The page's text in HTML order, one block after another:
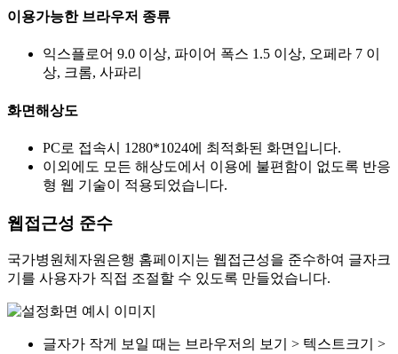
이용가능한 브라우저 종류
익스플로어 9.0 이상, 파이어 폭스 1.5 이상, 오페라 7 이
상, 크롬, 사파리
화면해상도
PC로 접속시 1280*1024에 최적화된 화면입니다.
이외에도 모든 해상도에서 이용에 불편함이 없도록 반응
형 웹 기술이 적용되었습니다.
웹접근성 준수
국가병원체자원은행 홈페이지는 웹접근성을 준수하여 글자크
기를 사용자가 직접 조절할 수 있도록 만들었습니다.
글자가 작게 보일 때는 브라우저의 보기 > 텍스트크기 >